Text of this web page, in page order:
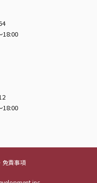
18:00
18:00
免責事項